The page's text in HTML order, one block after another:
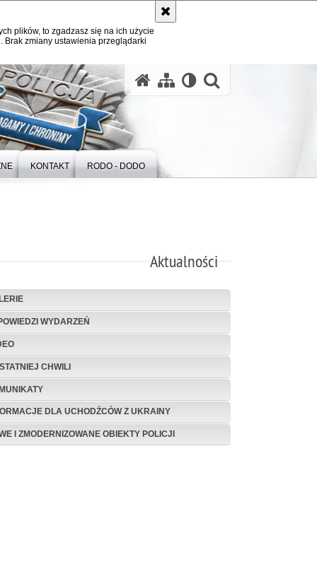
plików, to zgadzasz się na ich użycie
zmiany ustawienia przeglądarki
KONTAKT RODO - DODO
Aktualności
WYDARZEŃ
CHWILI
DLA UCHODŹCÓW Z UKRAINY
I ZMODERNIZOWANE OBIEKTY POLICJI